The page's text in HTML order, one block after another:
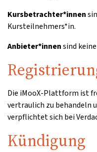
Kursbetrachter*innen
Kursteilnehmers*in.
Anbieter*innensind
Die iMooX-Plattform ist
vertraulich zu behandeln
verpflichtet sich bei
Kündigung